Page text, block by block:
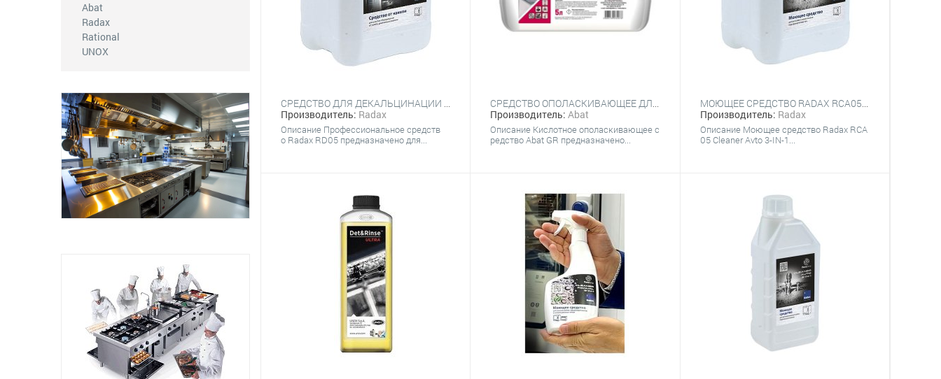
Abat
Radax
Rational
UNOX
СРЕДСТВО ДЛЯ ДЕКАЛЬЦИНАЦИИ RADAX RD05
Производитель: Radax
Описание Профессиональное средств
о Radax RD05 предназначено для...
СРЕДСТВО ОПОЛАСКИВАЮЩЕЕ ДЛЯ СТАКАНОМОЕЧНЫХ МАШИН ABAT GR (5 Л) КИСЛОТНОЕ КОНЦЕНТРИРОВАННОЕ
Производитель: Abat
Описание Кислотное ополаскивающее с
редство Abat GR предназначено...
МОЮЩЕЕ СРЕДСТВО RADAX RCA05 СLEANER AUTO 3-IN-1 (5 КГ)
Производитель: Radax
Описание ​​Моющее средство Radax RCA
05 Сleaner Avto 3-IN-1...